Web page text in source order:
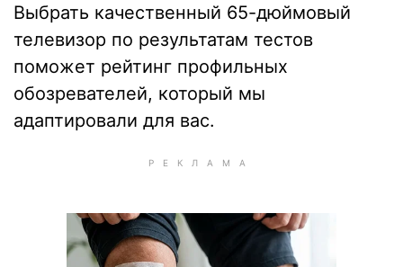
Выбрать качественный 65-дюймовый
телевизор по результатам тестов
поможет рейтинг профильных
обозревателей, который мы
адаптировали для вас.